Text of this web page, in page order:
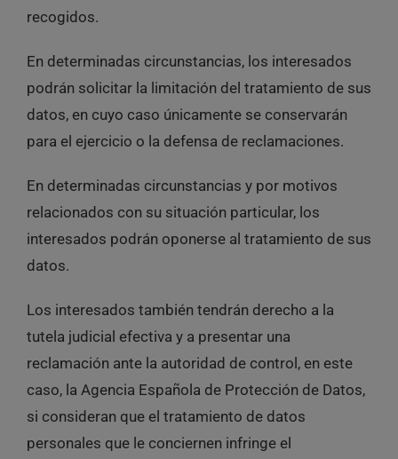
recogidos.
En determinadas circunstancias, los interesados
podrán solicitar la limitación del tratamiento de sus
datos, en cuyo caso únicamente se conservarán
para el ejercicio o la defensa de reclamaciones.
En determinadas circunstancias y por motivos
relacionados con su situación particular, los
interesados podrán oponerse al tratamiento de sus
datos.
Los interesados también tendrán derecho a la
tutela judicial efectiva y a presentar una
reclamación ante la autoridad de control, en este
caso, la Agencia Española de Protección de Datos,
si consideran que el tratamiento de datos
personales que le conciernen infringe el